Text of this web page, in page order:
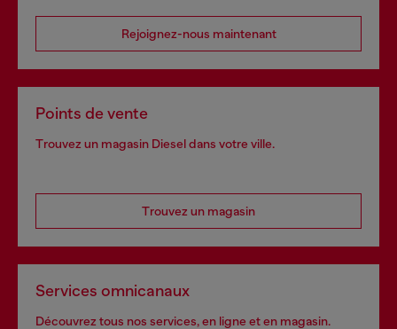
Rejoignez-nous maintenant
Points de vente
Trouvez un magasin Diesel dans votre ville.
Trouvez un magasin
Services omnicanaux
Découvrez tous nos services, en ligne et en magasin.